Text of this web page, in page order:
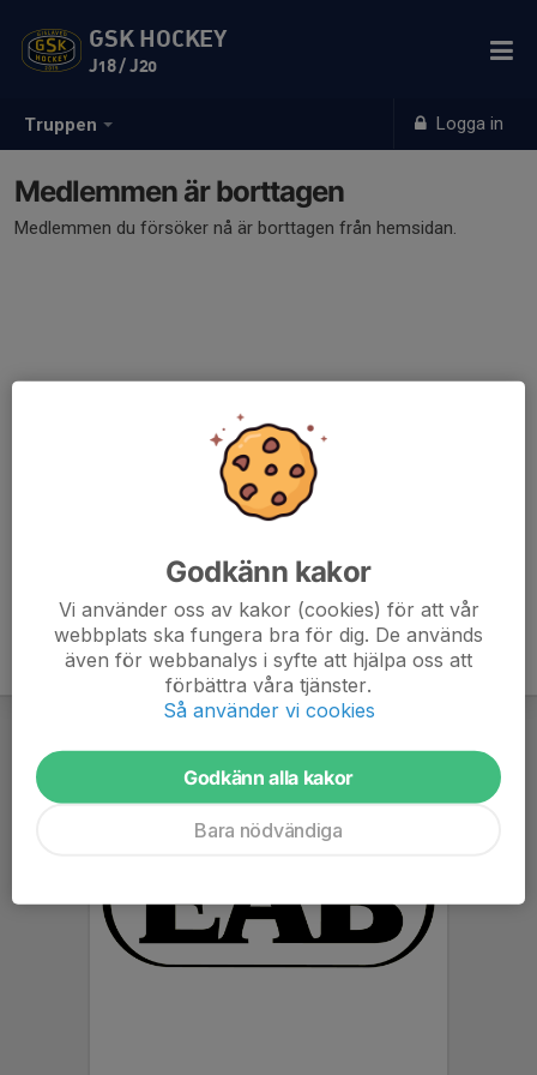
Truppen Logga in
GSK HOCKEY
J18 / J20
Medlemmen är borttagen
Medlemmen du försöker nå är borttagen från hemsidan.
Godkänn kakor
Vi använder oss av kakor (cookies) för att vår
webbplats ska fungera bra för dig. De används
även för webbanalys i syfte att hjälpa oss att
förbättra våra tjänster.
Så använder vi cookies
Godkänn alla kakor
Bara nödvändiga